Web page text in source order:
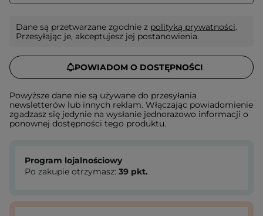
Dane są przetwarzane zgodnie z polityką prywatności.
Przesyłając je, akceptujesz jej postanowienia.
POWIADOM O DOSTĘPNOŚCI
Powyższe dane nie są używane do przesyłania
newsletterów lub innych reklam. Włączając powiadomienie
zgadzasz się jedynie na wysłanie jednorazowo informacji o
ponownej dostępności tego produktu.
Program lojalnościowy
Po zakupie otrzymasz: 39 pkt.